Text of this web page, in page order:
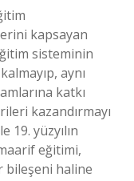
kapsayan
sisteminin
aynı
katkı
kazandırmayı
19. yüzyılın
eğitimi,
bileşeni haline